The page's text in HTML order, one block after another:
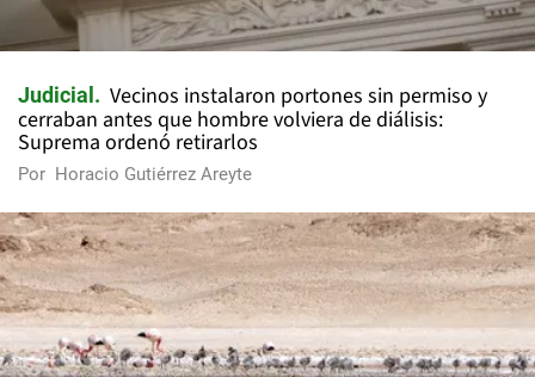
Judicial
Vecinos instalaron portones sin permiso y
cerraban antes que hombre volviera de diálisis:
Suprema ordenó retirarlos
Por Horacio Gutiérrez Areyte